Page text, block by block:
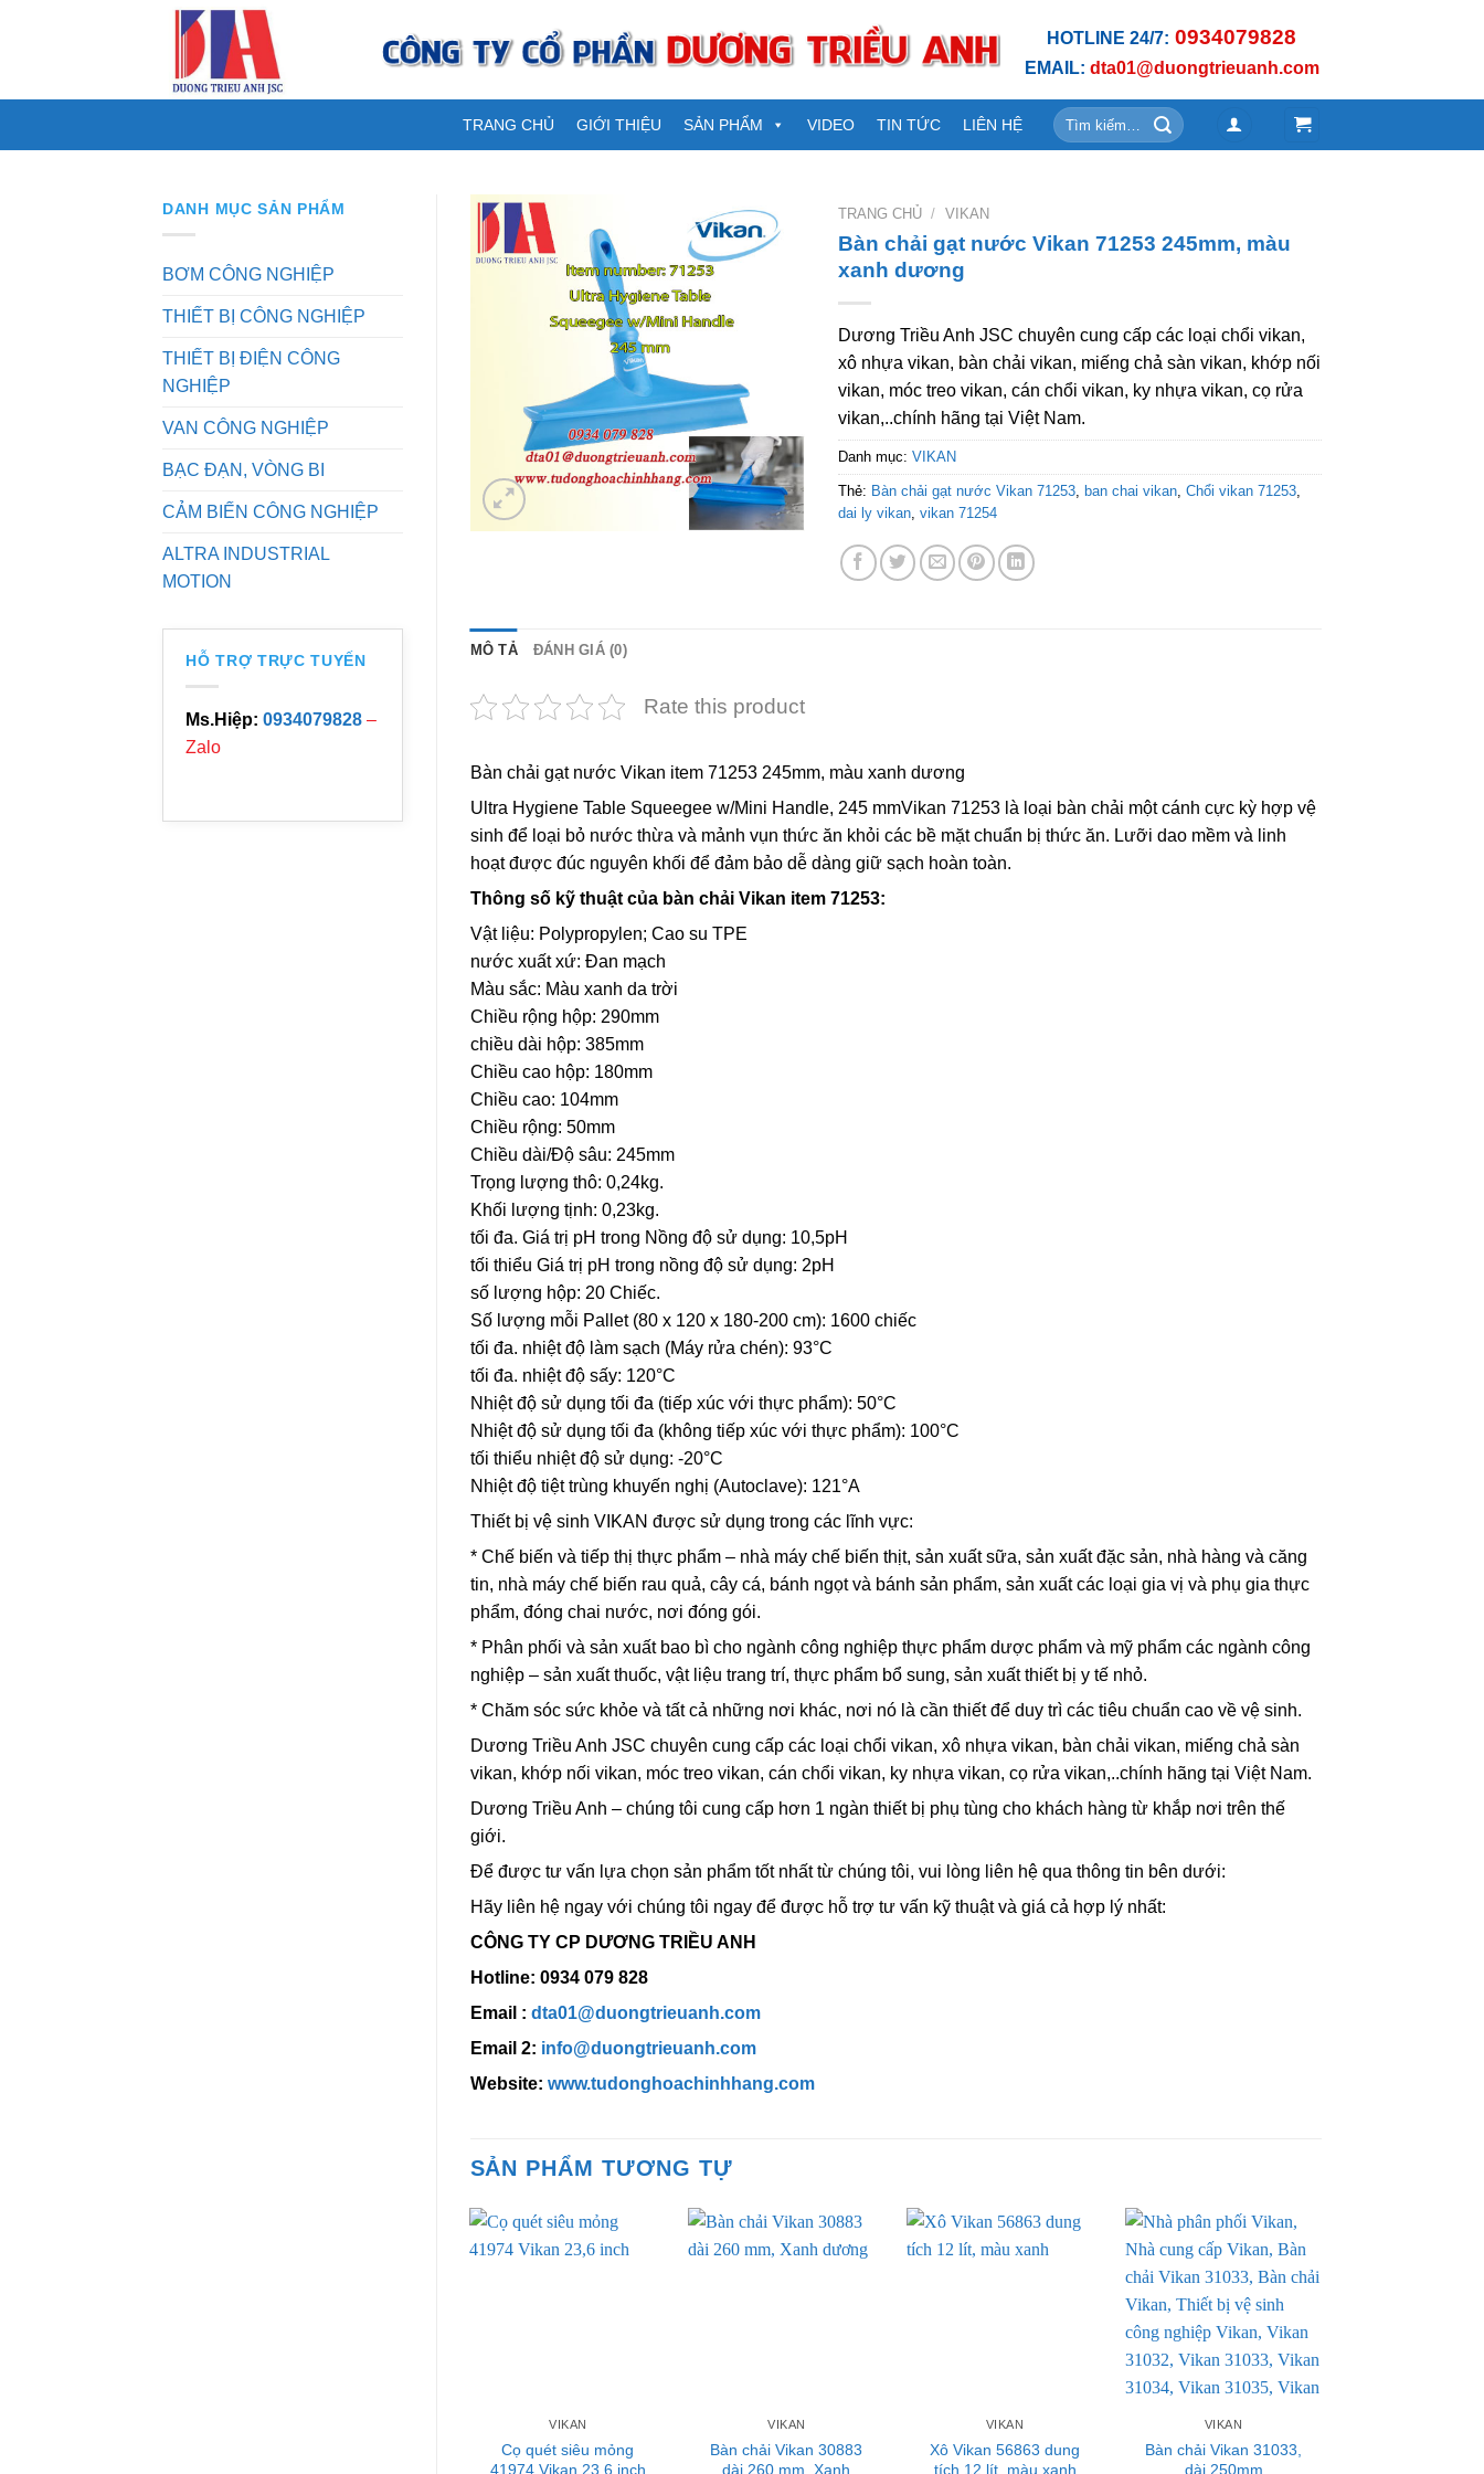
HOTLINE 24/7: 0934079828
EMAIL: dta01@duongtrieuanh.com
TRANG CHỦ GIỚI THIỆU SẢN PHẨM VIDEO TIN TỨC LIÊN HỆ
Tìm
kiếm:
DANH MỤC SẢN PHẨM
BƠM CÔNG NGHIỆP
THIẾT BỊ CÔNG NGHIỆP
THIẾT BỊ ĐIỆN CÔNG
NGHIỆP
VAN CÔNG NGHIỆP
BẠC ĐẠN, VÒNG BI
CẢM BIẾN CÔNG NGHIỆP
ALTRA INDUSTRIAL
MOTION
HỖ TRỢ TRỰC TUYẾN
Ms.Hiệp: 0934079828 –
Zalo
TRANG CHỦ / VIKAN
Bàn chải gạt nước Vikan 71253 245mm, màu
xanh dương
Dương Triều Anh JSC chuyên cung cấp các loại chổi vikan,
xô nhựa vikan, bàn chải vikan, miếng chả sàn vikan, khớp nối
vikan, móc treo vikan, cán chổi vikan, ky nhựa vikan, cọ rửa
vikan,..chính hãng tại Việt Nam.
Danh mục:VIKAN
Thẻ: Bàn chải gạt nước Vikan 71253, ban chai vikan,Chổi vikan 71253,
dai ly vikan,vikan 71254
MÔ TẢ ĐÁNH GIÁ (0)
Rate this product
Bàn chải gạt nước Vikan item 71253 245mm, màu xanh dương
Ultra Hygiene Table Squeegee w/Mini Handle, 245 mmVikan 71253 là loại bàn chải một cánh cực kỳ hợp vệ
sinh để loại bỏ nước thừa và mảnh vụn thức ăn khỏi các bề mặt chuẩn bị thức ăn. Lưỡi dao mềm và linh
hoạt được đúc nguyên khối để đảm bảo dễ dàng giữ sạch hoàn toàn.
Thông số kỹ thuật của bàn chải Vikan item 71253:
Vật liệu: Polypropylen; Cao su TPE
nước xuất xứ: Đan mạch
Màu sắc: Màu xanh da trời
Chiều rộng hộp: 290mm
chiều dài hộp: 385mm
Chiều cao hộp: 180mm
Chiều cao: 104mm
Chiều rộng: 50mm
Chiều dài/Độ sâu: 245mm
Trọng lượng thô: 0,24kg.
Khối lượng tịnh: 0,23kg.
tối đa. Giá trị pH trong Nồng độ sử dụng: 10,5pH
tối thiểu Giá trị pH trong nồng độ sử dụng: 2pH
số lượng hộp: 20 Chiếc.
Số lượng mỗi Pallet (80 x 120 x 180-200 cm): 1600 chiếc
tối đa. nhiệt độ làm sạch (Máy rửa chén): 93°C
tối đa. nhiệt độ sấy: 120°C
Nhiệt độ sử dụng tối đa (tiếp xúc với thực phẩm): 50°C
Nhiệt độ sử dụng tối đa (không tiếp xúc với thực phẩm): 100°C
tối thiểu nhiệt độ sử dụng: -20°C
Nhiệt độ tiệt trùng khuyến nghị (Autoclave): 121°A
Thiết bị vệ sinh VIKAN được sử dụng trong các lĩnh vực:
* Chế biến và tiếp thị thực phẩm – nhà máy chế biến thịt, sản xuất sữa, sản xuất đặc sản, nhà hàng và căng
tin, nhà máy chế biến rau quả, cây cá, bánh ngọt và bánh sản phẩm, sản xuất các loại gia vị và phụ gia thực
phẩm, đóng chai nước, nơi đóng gói.
* Phân phối và sản xuất bao bì cho ngành công nghiệp thực phẩm dược phẩm và mỹ phẩm các ngành công
nghiệp – sản xuất thuốc, vật liệu trang trí, thực phẩm bổ sung, sản xuất thiết bị y tế nhỏ.
* Chăm sóc sức khỏe và tất cả những nơi khác, nơi nó là cần thiết để duy trì các tiêu chuẩn cao về vệ sinh.
Dương Triều Anh JSC chuyên cung cấp các loại chổi vikan, xô nhựa vikan, bàn chải vikan, miếng chả sàn
vikan, khớp nối vikan, móc treo vikan, cán chổi vikan, ky nhựa vikan, cọ rửa vikan,..chính hãng tại Việt Nam.
Dương Triều Anh – chúng tôi cung cấp hơn 1 ngàn thiết bị phụ tùng cho khách hàng từ khắp nơi trên thế
giới.
Để được tư vấn lựa chọn sản phẩm tốt nhất từ chúng tôi, vui lòng liên hệ qua thông tin bên dưới:
Hãy liên hệ ngay với chúng tôi ngay để được hỗ trợ tư vấn kỹ thuật và giá cả hợp lý nhất:
CÔNG TY CP DƯƠNG TRIỀU ANH
Hotline: 0934 079 828
Email : dta01@duongtrieuanh.com
Email 2: info@duongtrieuanh.com
Website: www.tudonghoachinhhang.com
SẢN PHẨM TƯƠNG TỰ
VIKAN
Cọ quét siêu mỏng
41974 Vikan 23,6 inch
VIKAN
Bàn chải Vikan 30883
dài 260 mm, Xanh
VIKAN
Xô Vikan 56863 dung
tích 12 lít, màu xanh
VIKAN
Bàn chải Vikan 31033,
dài 250mm